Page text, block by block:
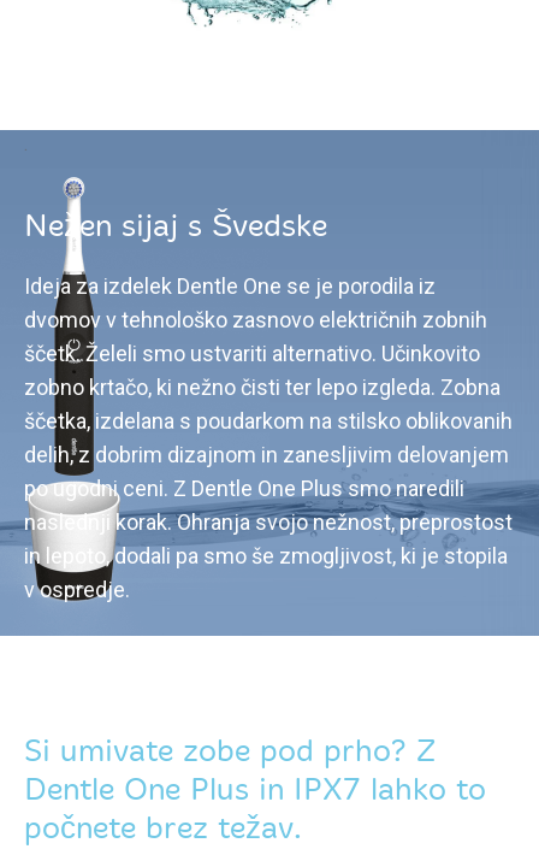
.
Nežen sijaj s Švedske
Ideja za izdelek Dentle One se je porodila iz
dvomov v tehnološko zasnovo električnih zobnih
ščetk. Želeli smo ustvariti alternativo. Učinkovito
zobno krtačo, ki nežno čisti ter lepo izgleda. Zobna
ščetka, izdelana s poudarkom na stilsko oblikovanih
delih, z dobrim dizajnom in zanesljivim delovanjem
po ugodni ceni. Z Dentle One Plus smo naredili
naslednji korak. Ohranja svojo nežnost, preprostost
in lepoto, dodali pa smo še zmogljivost, ki je stopila
v ospredje.
Si umivate zobe pod prho? Z
Dentle One Plus in IPX7 lahko to
počnete brez težav.